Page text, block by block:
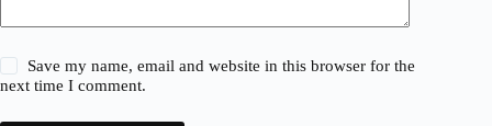
Save my name, email and website in this browser for the
next time I comment.